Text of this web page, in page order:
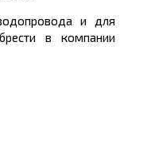
и для
в компании